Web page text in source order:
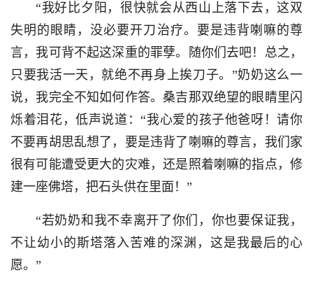
“我好比夕阳，很快就会从西山上落下去，这双
失明的眼睛，没必要开刀治疗。要是违背喇嘛的尊
言，我可背不起这深重的罪孽。随你们去吧！总之，
只要我活一天，就绝不再身上挨刀子。”奶奶这么一
说，我完全不知如何作答。桑吉那双绝望的眼睛里闪
烁着泪花，低声说道：“我心爱的孩子他爸呀！请你
不要再胡思乱想了，要是违背了喇嘛的尊言，我们家
很有可能遭受更大的灾难，还是照着喇嘛的指点，修
建一座佛塔，把石头供在里面！”
“若奶奶和我不幸离开了你们，你也要保证我，
不让幼小的斯塔落入苦难的深渊，这是我最后的心
愿。”